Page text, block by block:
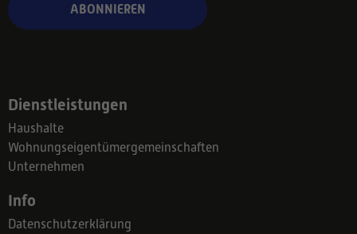
ABONNIEREN
Dienstleistungen
Haushalte
Wohnungseigentümergemeinschaften
Unternehmen
Info
Datenschutzerklärung